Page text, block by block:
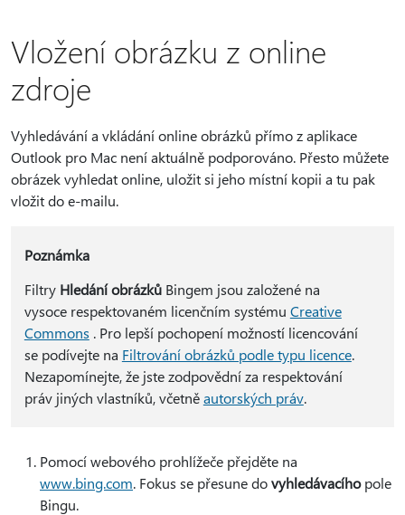
Vložení obrázku z online
zdroje
Vyhledávání a vkládání online obrázků přímo z aplikace
Outlook pro Mac není aktuálně podporováno. Přesto můžete
obrázek vyhledat online, uložit si jeho místní kopii a tu pak
vložit do e-mailu.
Poznámka
Filtry Hledání obrázkůBingem jsou založené na
vysoce respektovaném licenčním systému Creative
Commons . Pro lepší pochopení možností licencování
se podívejte na Filtrování obrázků podle typu licence.
Nezapomínejte, že jste zodpovědní za respektování
práv jiných vlastníků, včetněautorských práv.
Pomocí webového prohlížeče přejděte na
www.bing.com. Fokus se přesune dovyhledávacíhopole
Bingu.